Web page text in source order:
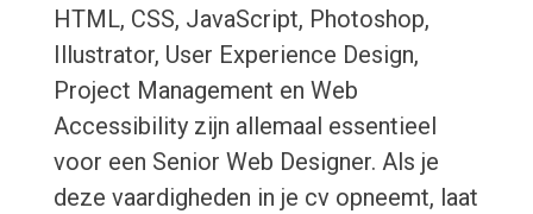
HTML, CSS, JavaScript, Photoshop,
Illustrator, User Experience Design,
Project Management en Web
Accessibility zijn allemaal essentieel
voor een Senior Web Designer. Als je
deze vaardigheden in je cv opneemt, laat